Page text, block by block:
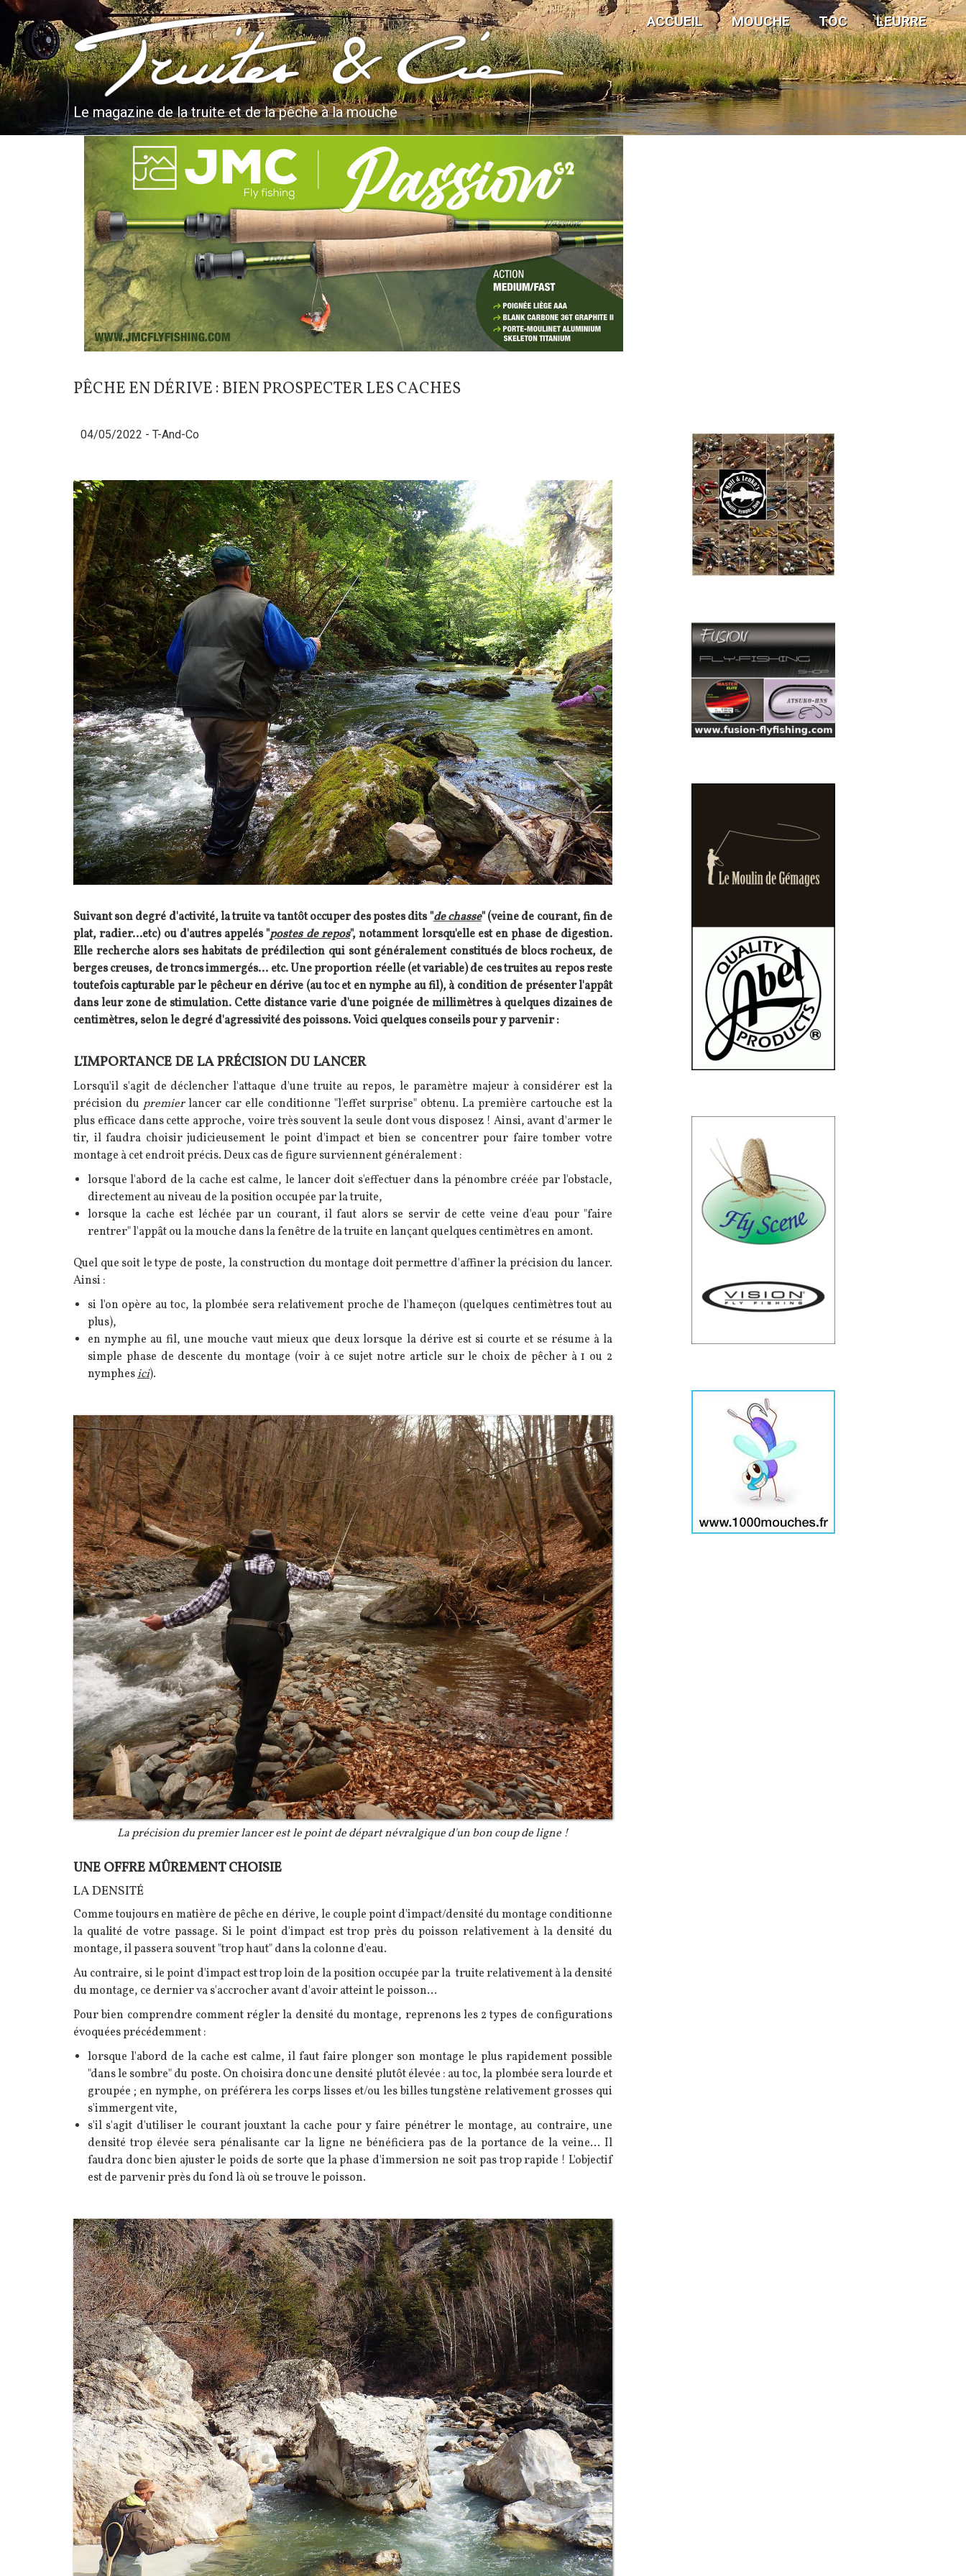
Aller
contenu
principal
Truites & Cie
Le magazine de la truite et de la pêche à la mouche
ACCUEIL MOUCHE TOC LEURRE
PÊCHE EN DÉRIVE : BIEN PROSPECTER LES CACHES
04/05/2022 - T-And-Co
Suivant son degré d'activité, la truite va tantôt occuper des postes dits "de chasse" (veine de courant, fin de
plat, radier...etc) ou d'autres appelés "postes de repos", notamment lorsqu'elle est en phase de digestion.
Elle recherche alors ses habitats de prédilection qui sont généralement constitués de blocs rocheux, de
berges creuses, de troncs immergés... etc. Une proportion réelle (et variable) de ces truites au repos reste
toutefois capturable par le pêcheur en dérive (au toc et en nymphe au fil), à condition de présenter l'appât
dans leur zone de stimulation. Cette distance varie d'une poignée de millimètres à quelques dizaines de
centimètres, selon le degré d'agressivité des poissons. Voici quelques conseils pour y parvenir :
Texte
L'IMPORTANCE DE LA PRÉCISION DU LANCER
Lorsqu'il s'agit de déclencher l'attaque d'une truite au repos, le paramètre majeur à considérer est la
précision du premierlancer car elle conditionne "l'effet surprise" obtenu. La première cartouche est la
plus efficace dans cette approche, voire très souvent la seule dont vous disposez ! Ainsi, avant d'armer le
tir, il faudra choisir judicieusement le point d'impact et bien se concentrer pour faire tomber votre
montage à cet endroit précis. Deux cas de figure surviennent généralement :
lorsque l'abord de la cache est calme, le lancer doit s'effectuer dans la pénombre créée par l'obstacle,
directement au niveau de la position occupée par la truite,
lorsque la cache est léchée par un courant, il faut alors se servir de cette veine d'eau pour "faire
rentrer" l'appât ou la mouche dans la fenêtre de la truite en lançant quelques centimètres en amont.
Quel que soit le type de poste, la construction du montage doit permettre d'affiner la précision du lancer.
Ainsi :
si l'on opère au toc, la plombée sera relativement proche de l'hameçon (quelques centimètres tout au
plus),
en nymphe au fil, une mouche vaut mieux que deux lorsque la dérive est si courte et se résume à la
simple phase de descente du montage (voir à ce sujet notre article sur le choix de pêcher à 1 ou 2
nymphesici).
Image
La précision du premier lancer est le point de départ névralgique d'un bon coup de ligne !
Texte
UNE OFFRE MÛREMENT CHOISIE
LA DENSITÉ
Comme toujours en matière de pêche en dérive, le couple point d'impact/densité du montage conditionne
la qualité de votre passage. Si le point d'impact est trop près du poisson relativement à la densité du
montage, il passera souvent "trop haut" dans la colonne d'eau.
Au contraire, si le point d'impact est trop loin de la position occupée par la truite relativement à la densité
du montage, ce dernier va s'accrocher avant d'avoir atteint le poisson...
Pour bien comprendre comment régler la densité du montage, reprenons les 2 types de configurations
évoquées précédemment :
lorsque l'abord de la cache est calme, il faut faire plonger son montage le plus rapidement possible
"dans le sombre" du poste. On choisira donc une densité plutôt élevée : au toc, la plombée sera lourde et
groupée ; en nymphe, on préférera les corps lisses et/ou les billes tungstène relativement grosses qui
s'immergent vite,
s'il s'agit d'utiliser le courant jouxtant la cache pour y faire pénétrer le montage, au contraire, une
densité trop élevée sera pénalisante car la ligne ne bénéficiera pas de la portance de la veine... Il
faudra donc bien ajuster le poids de sorte que la phase d'immersion ne soit pas trop rapide ! L'objectif
est de parvenir près du fond là où se trouve le poisson.
Image